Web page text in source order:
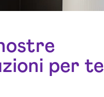
per te